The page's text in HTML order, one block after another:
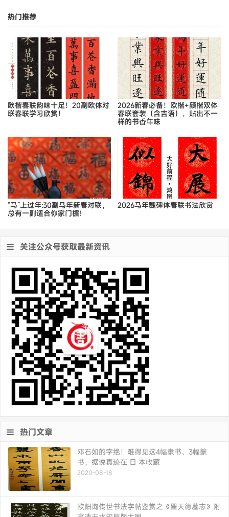
热门推荐
欧楷春联韵味十足！20副欧体对
联春联学习欣赏！
2026新春必备！欧楷+颜楷双体
春联套装（含吉语），贴出不一
样的书香年味
“马”上过年:30副马年新春对联，
总有一副适合你家门楣!
2026马年魏碑体春联书法欣赏
关注公众号获取最新资讯
热门文章
邓石如的字绝！难得见这4幅隶书、3幅篆
书，据说真迹在 日 本收藏
2020-08-18
欧阳询传世书法字帖鉴赏之《翟天德墓志》附